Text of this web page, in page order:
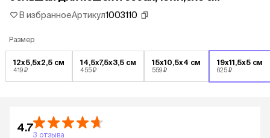
В избранноеАртикул1003110
Размер
12x5,5x2,5 см
419 ₽
14,5x7,5x3,5 см
455 ₽
15x10,5x4 см
559 ₽
19x11,5x5 см
625 ₽
4.7
3 отзыва